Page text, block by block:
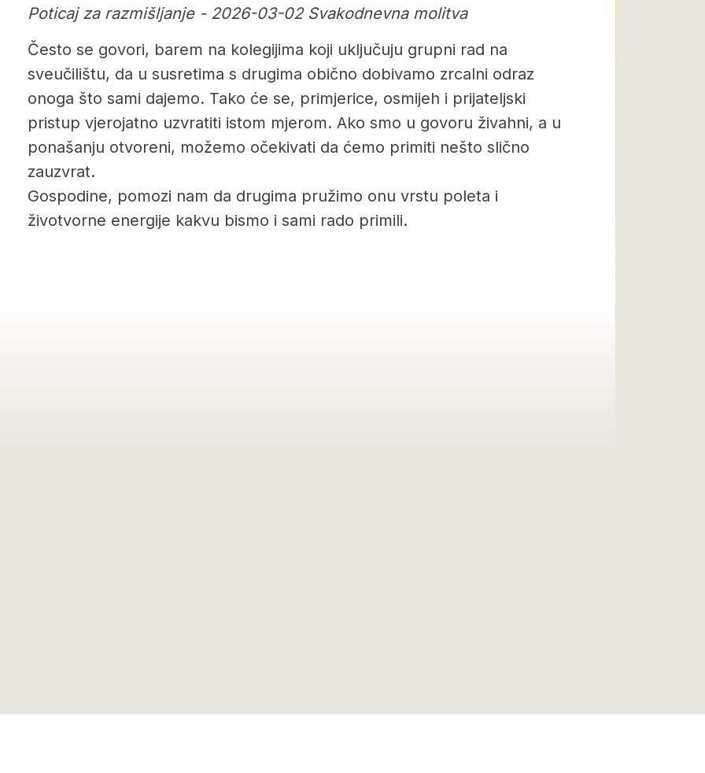
Poticaj za razmišljanje - 2026-03-02 Svakodnevna molitva
Često se govori, barem na kolegijima koji uključuju grupni rad na
sveučilištu, da u susretima s drugima obično dobivamo zrcalni odraz
onoga što sami dajemo. Tako će se, primjerice, osmijeh i prijateljski
pristup vjerojatno uzvratiti istom mjerom. Ako smo u govoru živahni, a u
ponašanju otvoreni, možemo očekivati da ćemo primiti nešto slično
zauzvrat.
Gospodine, pomozi nam da drugima pružimo onu vrstu poleta i
životvorne energije kakvu bismo i sami rado primili.